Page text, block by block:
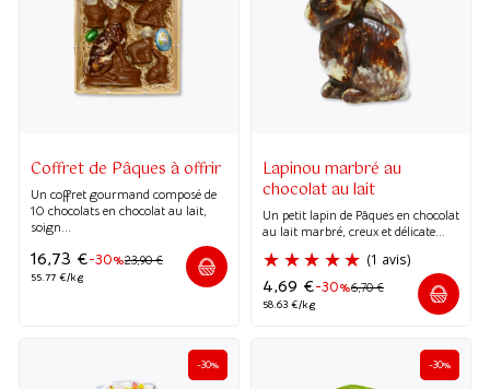
Coffret de Pâques à offrir
Un coffret gourmand composé de
10 chocolats en chocolat au lait,
soign...
-30%23,90€
16,73 €
55.77 €/kg
Lapinou marbré au
chocolat au lait
Un petit lapin de Pâques en chocolat
au lait marbré, creux et délicate...
-30%6,70€
4,69 €
58.63 €/kg
-30% -30%